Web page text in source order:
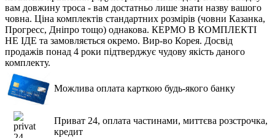
вам довжину троса - вам достатньо лише знати назву вашого
човна. Ціна комплектів стандартних розмірів (човни Казанка,
Прогресс, Дніпро тощо) однакова. КЕРМО В КОМПЛЕКТІ
НЕ ІДЕ та замовляється окремо. Вир-во Корея. Досвід
продажів понад 4 роки підтверджує чудову якість даного
комплекту.
Можлива оплата карткою будь-якого банку
Приват 24, оплата частинами, миттєва розстрочка,
кредит